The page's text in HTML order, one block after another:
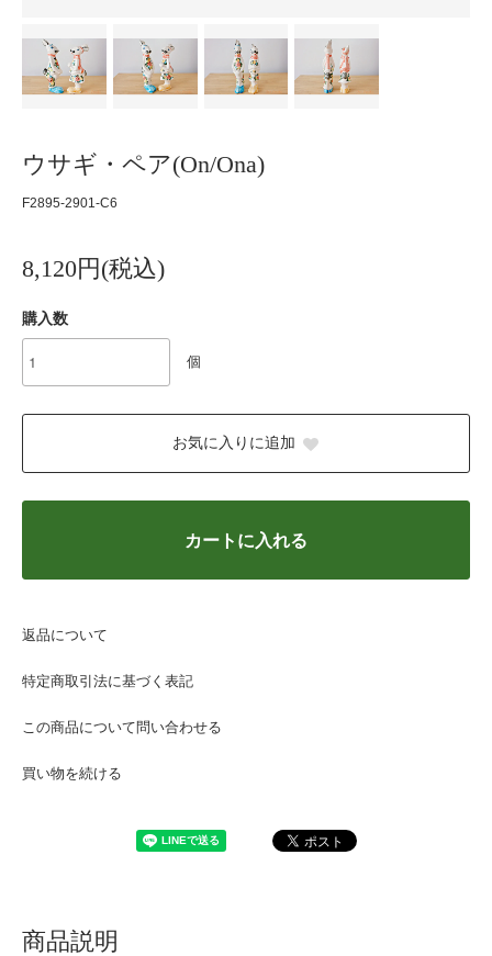
ウサギ・ペア(On/Ona)
F2895-2901-C6
8,120円(税込)
購入数
個
お気に入りに追加
カートに入れる
返品について
特定商取引法に基づく表記
この商品について問い合わせる
買い物を続ける
商品説明